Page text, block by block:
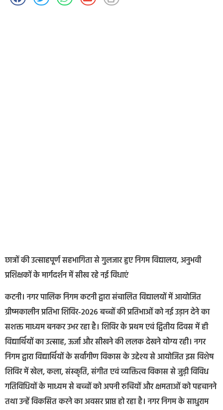
छात्रों की उत्साहपूर्ण सहभागिता से गुलजार हुए निगम विद्यालय, अनुभवी
प्रशिक्षकों के मार्गदर्शन में सीख रहे नई विधाएं
कटनी। नगर पालिक निगम कटनी द्वारा संचालित विद्यालयों में आयोजित
ग्रीष्मकालीन प्रतिभा शिविर-2026 बच्चों की प्रतिभाओं को नई उड़ान देने का
सशक्त माध्यम बनकर उभर रहा है। शिविर के प्रथम एवं द्वितीय दिवस में ही
विद्यार्थियों का उत्साह, ऊर्जा और सीखने की ललक देखने योग्य रही। नगर
निगम द्वारा विद्यार्थियों के सर्वांगीण विकास के उद्देश्य से आयोजित इस विशेष
शिविर में खेल, कला, संस्कृति, संगीत एवं व्यक्तित्व विकास से जुड़ी विविध
गतिविधियों के माध्यम से बच्चों को अपनी रुचियों और क्षमताओं को पहचानने
तथा उन्हें विकसित करने का अवसर प्राप्त हो रहा है। नगर निगम के साधुराम